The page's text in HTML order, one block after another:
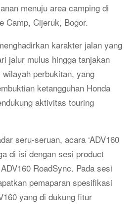
menuju area camping di
Camp, Cijeruk, Bogor.
karakter jalan yang
jalur mulus hingga tanjakan
perbukitan, yang
ketangguhan Honda
aktivitas touring
seru-seruan, acara ‘ADV160
di isi dengan sesi product
RoadSync. Pada sesi
pemaparan spesifikasi
yang di dukung fitur